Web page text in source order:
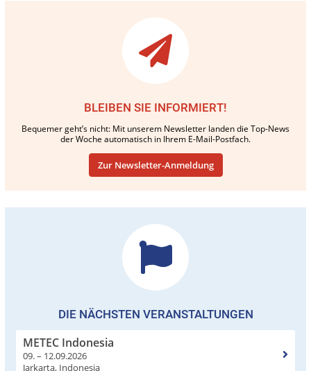
BLEIBEN SIE INFORMIERT!
Bequemer geht’s nicht: Mit unserem Newsletter landen die Top-News
der Woche automatisch in Ihrem E-Mail-Postfach.
Zur Newsletter-Anmeldung
DIE NÄCHSTEN VERANSTALTUNGEN
METEC Indonesia
09. – 12.09.2026
Jarkarta, Indonesia